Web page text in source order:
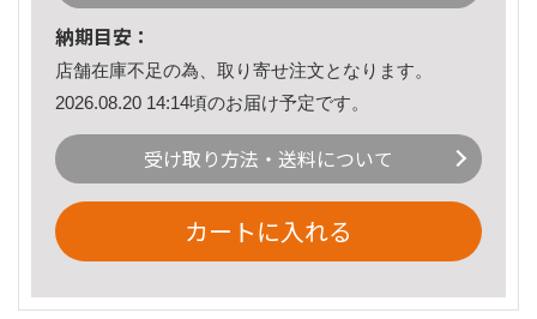
納期目安：
店舗在庫不足の為、取り寄せ注文となります。
2026.08.20 14:14頃のお届け予定です。
受け取り方法・送料について
カートに入れる